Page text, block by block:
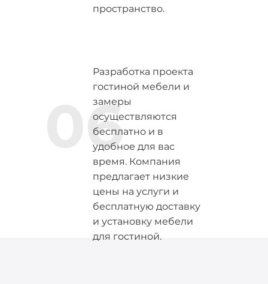
пространство.
Разработка проекта
гостиной мебели и
замеры
осуществляются
бесплатно и в
удобное для вас
время. Компания
предлагает низкие
цены на услуги и
бесплатную доставку
и установку мебели
для гостиной.
06